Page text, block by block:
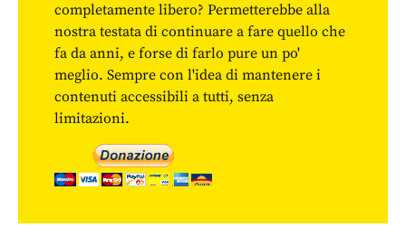
completamente libero? Permetterebbe alla
nostra testata di continuare a fare quello che
fa da anni, e forse di farlo pure un po'
meglio. Sempre con l'idea di mantenere i
contenuti accessibili a tutti, senza
limitazioni.